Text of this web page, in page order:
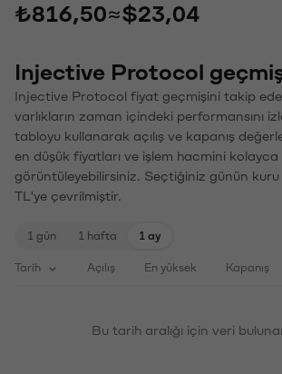
₺816,50≈$23,04
Injective Protocol
Injective Protocol fiyat geçmişini takip
varlıkların zaman içindeki performansını
tabloyu kullanarak açılış ve kapanış
en düşük fiyatları ve işlem hacmini kolayca
görüntüleyebilirsiniz. Seçtiğiniz günün kuru
TL'ye çevrilmiştir.
1 gün 1 hafta 1 ay
Tarih Açılış En yüksek Kapanış
Bu tarih aralığı için veri